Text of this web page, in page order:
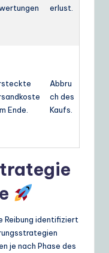
erlust.
Ende.
Abbru
ch des
Kaufs.
Reibung identifiziert
je nach Phase des